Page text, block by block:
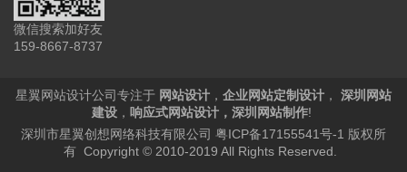
微信搜索加好友
159-8667-8737
星翼网站设计公司专注于 网站设计 ， 企业网站定制设计 ，
深圳网站
建设 ， 响应式网站设计 ， 深圳网站制作!
深圳市星翼创想网络科技有限公司 粤ICP备17155541号-1 版权所
有 Copyright © 2010-2019 All Rights Reserved.